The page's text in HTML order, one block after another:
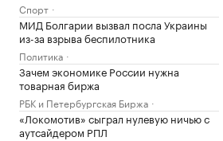
Спорт
МИД Болгарии вызвал посла Украины
из-за взрыва беспилотника
Политика
Зачем экономике России нужна
товарная биржа
РБК и Петербургская Биржа
«Локомотив» сыграл нулевую ничью с
аутсайдером РПЛ